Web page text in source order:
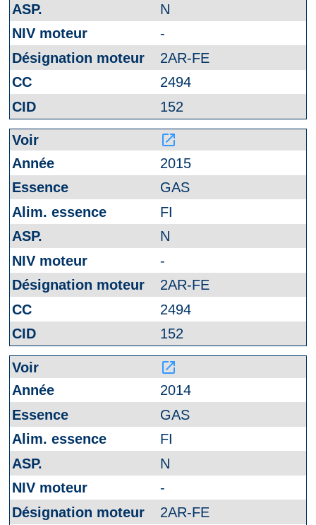
N
-
2AR-FE
2494
152
launch
2015
GAS
FI
N
-
2AR-FE
2494
152
launch
2014
GAS
FI
N
-
2AR-FE